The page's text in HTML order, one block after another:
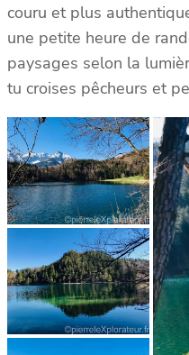
couru et plus
une petite heure de
paysages selon la
tu croises pêcheurs et